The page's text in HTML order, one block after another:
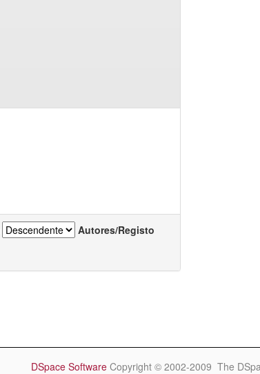
Autores/Registo
DSpace Software Copyright © 2002-2009 The